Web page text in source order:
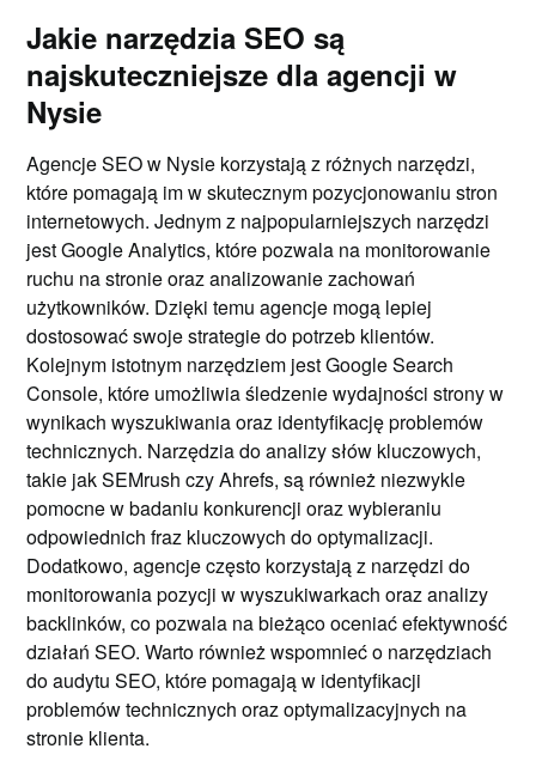
Jakie narzędzia SEO są
najskuteczniejsze dla agencji w
Nysie
Agencje SEO w Nysie korzystają z różnych narzędzi,
które pomagają im w skutecznym pozycjonowaniu stron
internetowych. Jednym z najpopularniejszych narzędzi
jest Google Analytics, które pozwala na monitorowanie
ruchu na stronie oraz analizowanie zachowań
użytkowników. Dzięki temu agencje mogą lepiej
dostosować swoje strategie do potrzeb klientów.
Kolejnym istotnym narzędziem jest Google Search
Console, które umożliwia śledzenie wydajności strony w
wynikach wyszukiwania oraz identyfikację problemów
technicznych. Narzędzia do analizy słów kluczowych,
takie jak SEMrush czy Ahrefs, są również niezwykle
pomocne w badaniu konkurencji oraz wybieraniu
odpowiednich fraz kluczowych do optymalizacji.
Dodatkowo, agencje często korzystają z narzędzi do
monitorowania pozycji w wyszukiwarkach oraz analizy
backlinków, co pozwala na bieżąco oceniać efektywność
działań SEO. Warto również wspomnieć o narzędziach
do audytu SEO, które pomagają w identyfikacji
problemów technicznych oraz optymalizacyjnych na
stronie klienta.